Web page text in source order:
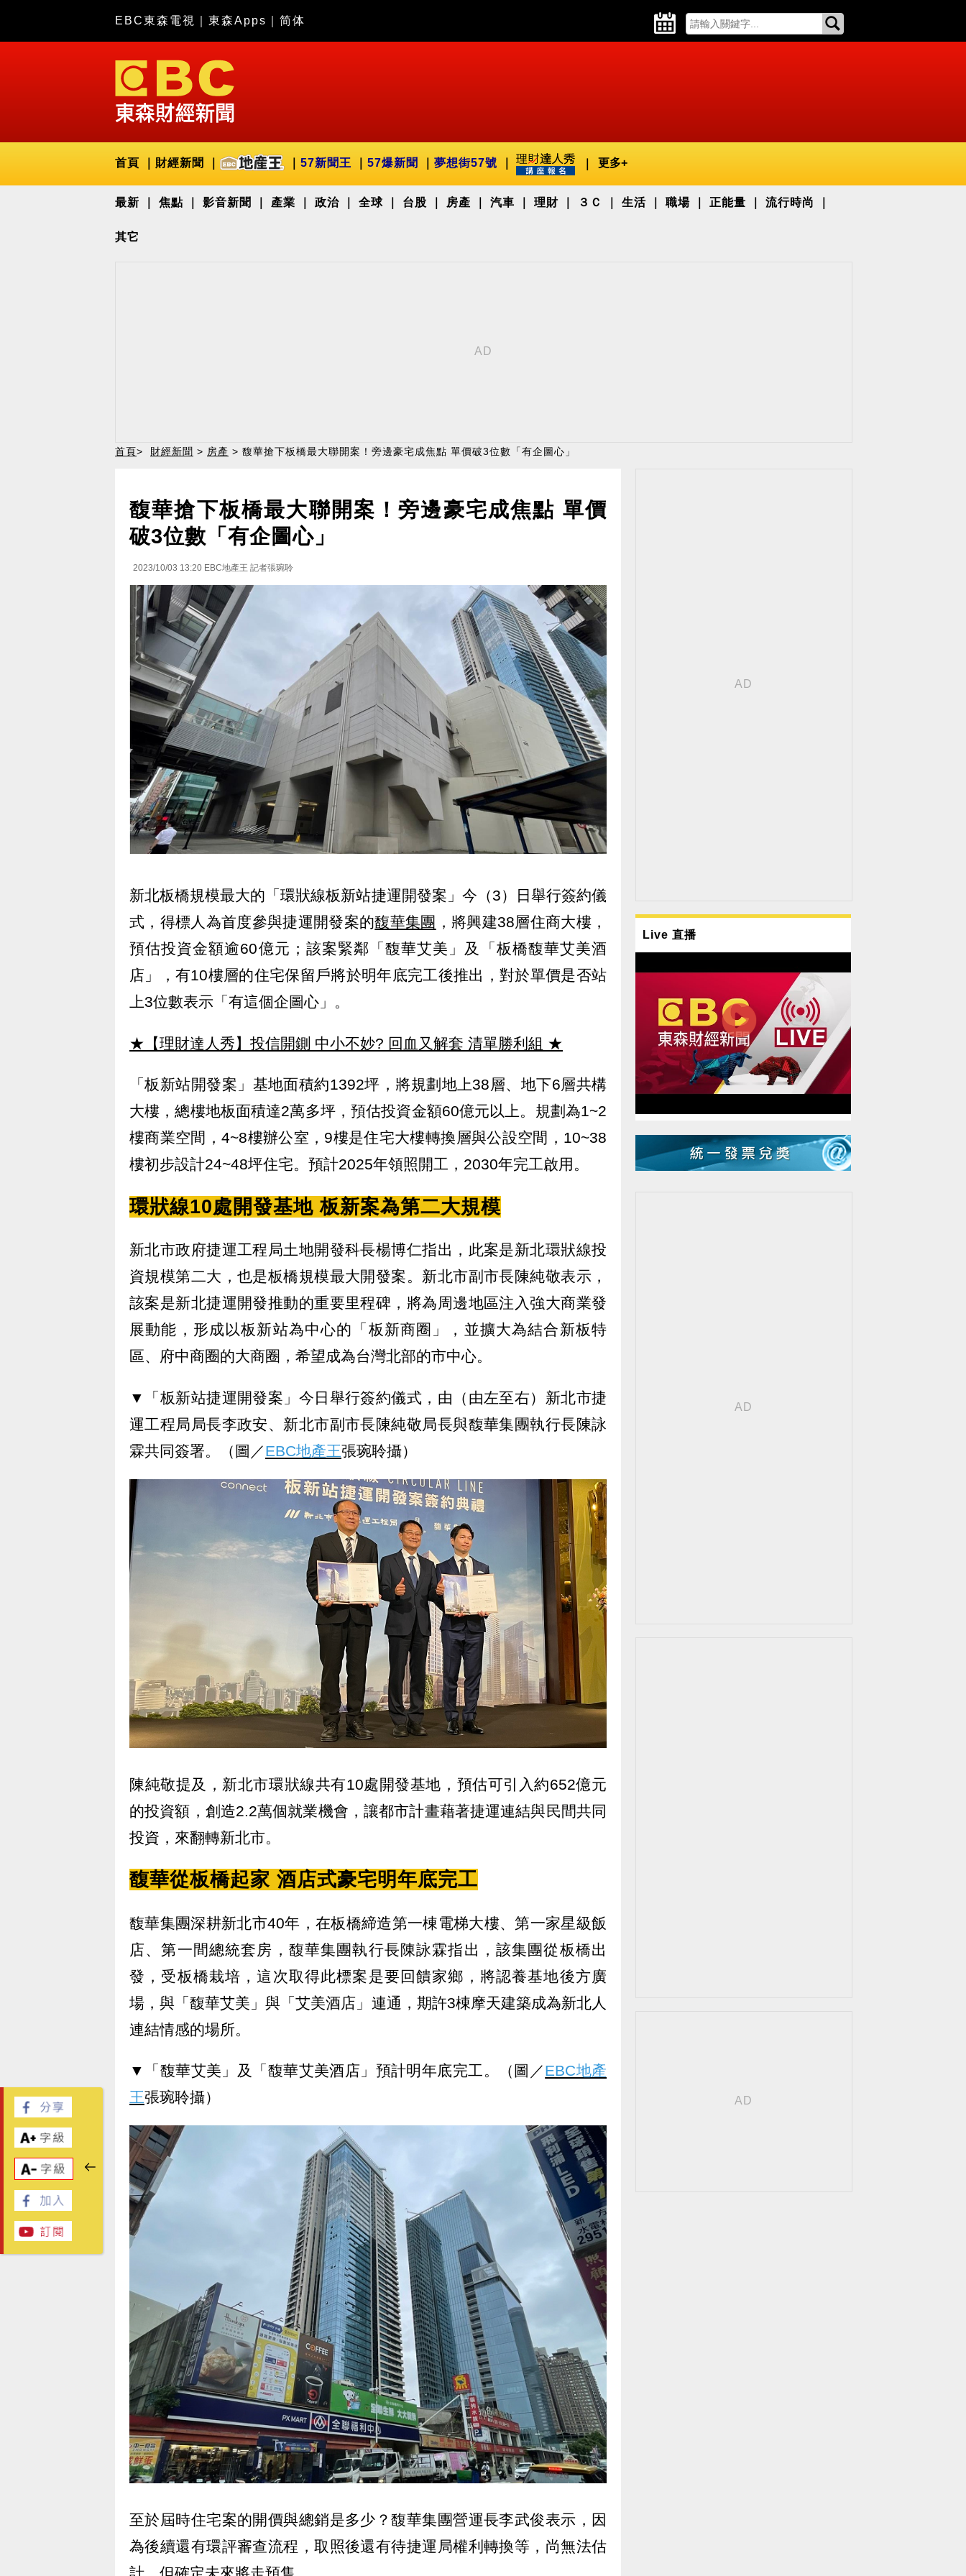
EBC東森電視 東森Apps 简体
首頁 財經新聞 57新聞王 57爆新聞 夢想街57號 更多+
最新 焦點 影音新聞 產業 政治 全球 台股 房產 汽車 理財 ３Ｃ 生活 職場 正能量 流行時尚
其它
首頁> 財經新聞 > 房產 > 馥華搶下板橋最大聯開案！旁邊豪宅成焦點 單價破3位數「有企圖心」
馥華搶下板橋最大聯開案！旁邊豪宅成焦點 單價
破3位數「有企圖心」
2023/10/03 13:20 EBC地產王 記者張琬聆
新北板橋規模最大的「環狀線板新站捷運開發案」今（3）日舉行簽約儀
式，得標人為首度參與捷運開發案的馥華集團 ，將興建38層住商大樓，
預估投資金額逾60億元；該案緊鄰「馥華艾美」及「板橋馥華艾美酒
店」，有10樓層的住宅保留戶將於明年底完工後推出，對於單價是否站
上3位數表示「有這個企圖心」。
★【理財達人秀】投信開鍘 中小不妙? 回血又解套 清單勝利組 ★
「板新站開發案」基地面積約1392坪，將規劃地上38層、地下6層共構
大樓，總樓地板面積達2萬多坪，預估投資金額60億元以上。規劃為1~2
樓商業空間，4~8樓辦公室，9樓是住宅大樓轉換層與公設空間，10~38
樓初步設計24~48坪住宅。預計2025年領照開工，2030年完工啟用。
環狀線10處開發基地 板新案為第二大規模
新北市政府捷運工程局土地開發科長楊博仁指出，此案是新北環狀線投
資規模第二大，也是板橋規模最大開發案。新北市副市長陳純敬表示，
該案是新北捷運開發推動的重要里程碑，將為周邊地區注入強大商業發
展動能，形成以板新站為中心的「板新商圈」，並擴大為結合新板特
區、府中商圈的大商圈，希望成為台灣北部的市中心。
▼「板新站捷運開發案」今日舉行簽約儀式，由（由左至右）新北市捷
運工程局局長李政安、新北市副市長陳純敬局長與馥華集團執行長陳詠
霖共同簽署。（圖／EBC地產王張琬聆攝）
陳純敬提及，新北市環狀線共有10處開發基地，預估可引入約652億元
的投資額，創造2.2萬個就業機會，讓都市計畫藉著捷運連結與民間共同
投資，來翻轉新北市。
馥華從板橋起家 酒店式豪宅明年底完工
馥華集團深耕新北市40年，在板橋締造第一棟電梯大樓、第一家星級飯
店、第一間總統套房，馥華集團執行長陳詠霖指出，該集團從板橋出
發，受板橋栽培，這次取得此標案是要回饋家鄉，將認養基地後方廣
場，與「馥華艾美」與「艾美酒店」連通，期許3棟摩天建築成為新北人
連結情感的場所。
▼「馥華艾美」及「馥華艾美酒店」預計明年底完工。（圖／EBC地產
王張琬聆攝）
至於屆時住宅案的開價與總銷是多少？馥華集團營運長李武俊表示，因
為後續還有環評審查流程，取照後還有待捷運局權利轉換等，尚無法估
計，但確定未來將走預售。
Live 直播